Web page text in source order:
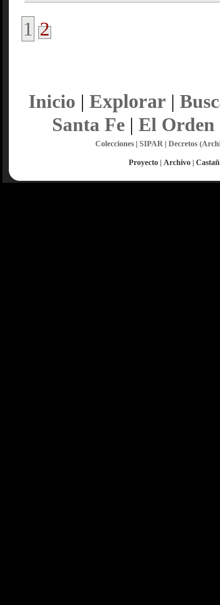
1 2
Inicio | Explorar |
Santa Fe| El Orden
Colecciones| SIPAR | Decretos
Proyecto | Archivo |